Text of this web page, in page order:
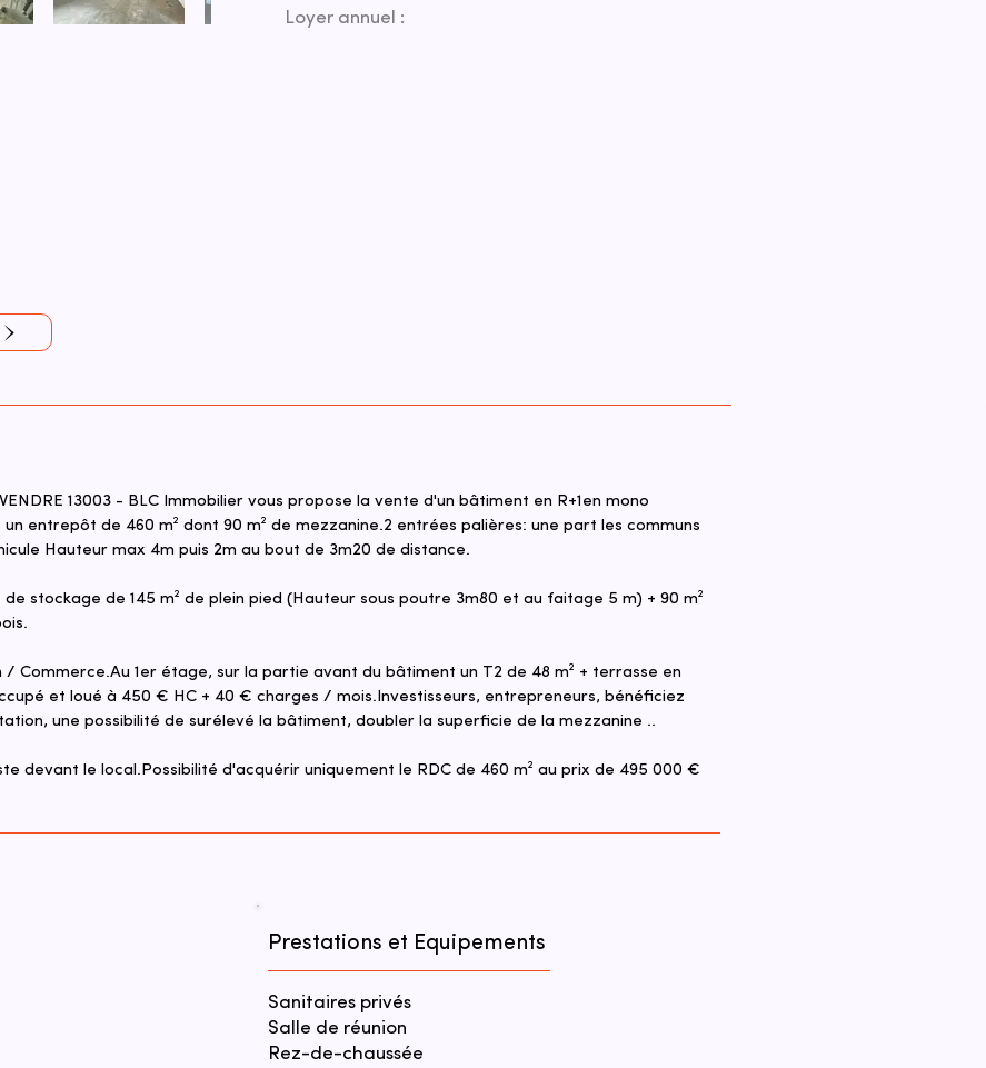
Loyer annuel :
13003 - BLC Immobilier vous propose la vente d'un bâtiment en R+1en mono
entrepôt de 460 m² dont 90 m² de mezzanine.2 entrées palières: une part les communs
Hauteur max 4m puis 2m au bout de 3m20 de distance.
stockage de 145 m² de plein pied (Hauteur sous poutre 3m80 et au faitage 5 m) + 90 m²
Commerce.Au 1er étage, sur la partie avant du bâtiment un T2 de 48 m² + terrasse en
et loué à 450 € HC + 40 € charges / mois.Investisseurs, entrepreneurs, bénéficiez
une possibilité de surélevé la bâtiment, doubler la superficie de la mezzanine ..
devant le local.Possibilité d'acquérir uniquement le RDC de 460 m² au prix de 495 000 €
Prestations et Equipements
Sanitaires privés
Salle de réunion
Rez-de-chaussée